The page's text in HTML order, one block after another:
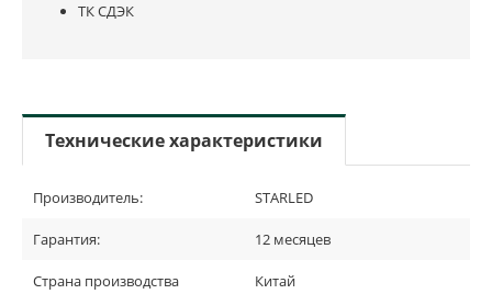
ТК СДЭК
Технические характеристики
Производитель: STARLED
Гарантия: 12 месяцев
Страна производства Китай